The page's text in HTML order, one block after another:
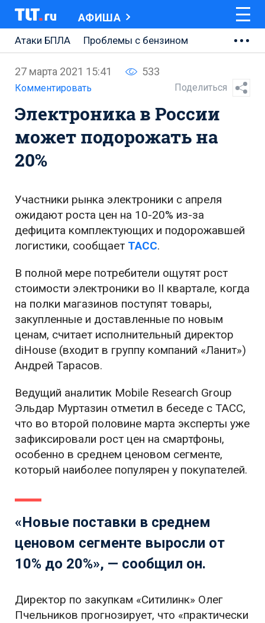
АФИША
Атаки БПЛА
Проблемы с бензином
Ремонт Центральной площади
Ремонт Обводного шоссе
Набережная Тольятти
Неделя Тольятти
27 марта 2021 15:41 533
Комментировать Поделиться
Электроника в России
может подорожать на
20%
Участники рынка электроники с апреля
ожидают роста цен на 10-20% из-за
дефицита комплектующих и подорожавшей
логистики, сообщает ТАСС.
В полной мере потребители ощутят рост
стоимости электроники во II квартале, когда
на полки магазинов поступят товары,
закупленные и доставленные по новым
ценам, считает исполнительный директор
diHouse (входит в группу компаний «Ланит»)
Андрей Тарасов.
Ведущий аналитик Mobile Research Group
Эльдар Муртазин отметил в беседе с ТАСС,
что во второй половине марта эксперты уже
зафиксировали рост цен на смартфоны,
особенно в среднем ценовом сегменте,
который наиболее популярен у покупателей.
«Новые поставки в среднем
ценовом сегменте выросли от
10% до 20%», — сообщил он.
Директор по закупкам «Ситилинк» Олег
Пчельников прогнозирует, что «практически